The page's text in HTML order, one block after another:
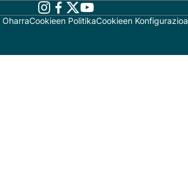
OharraCookieen PolitikaCookieen Konfigurazioa